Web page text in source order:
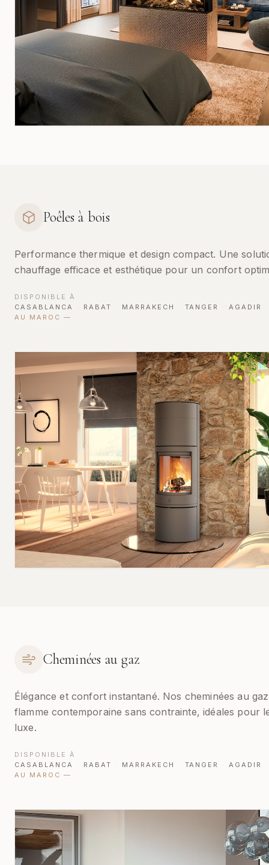
Poêles à bois
Performance thermique et design compact. Une
chauffage efficace et esthétique pour un confort
DISPONIBLE À
CASABLANCA
· RABAT · MARRAKECH · TANGER · AGADIR
·
AU MAROC —
Cheminées au gaz
Élégance et confort instantané. Nos cheminées au
flamme contemporaine sans contrainte, idéales pour
luxe.
DISPONIBLE À
CASABLANCA
· RABAT · MARRAKECH · TANGER · AGADIR
·
AU MAROC —